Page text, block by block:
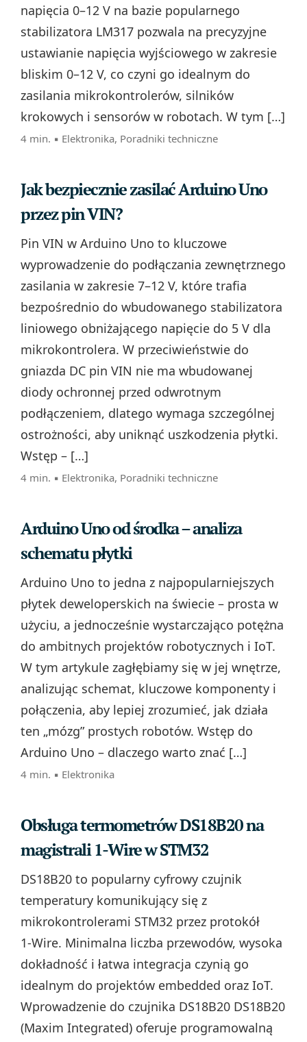
napięcia 0–12 V na bazie popularnego
stabilizatora LM317 pozwala na precyzyjne
ustawianie napięcia wyjściowego w zakresie
bliskim 0–12 V, co czyni go idealnym do
zasilania mikrokontrolerów, silników
krokowych i sensorów w robotach. W tym […]
4 min. ▪ Elektronika, Poradniki techniczne
Jak bezpiecznie zasilać Arduino Uno
przez pin VIN?
Pin VIN w Arduino Uno to kluczowe
wyprowadzenie do podłączania zewnętrznego
zasilania w zakresie 7–12 V, które trafia
bezpośrednio do wbudowanego stabilizatora
liniowego obniżającego napięcie do 5 V dla
mikrokontrolera. W przeciwieństwie do
gniazda DC pin VIN nie ma wbudowanej
diody ochronnej przed odwrotnym
podłączeniem, dlatego wymaga szczególnej
ostrożności, aby uniknąć uszkodzenia płytki.
Wstęp – […]
4 min. ▪ Elektronika, Poradniki techniczne
Arduino Uno od środka – analiza
schematu płytki
Arduino Uno to jedna z najpopularniejszych
płytek deweloperskich na świecie – prosta w
użyciu, a jednocześnie wystarczająco potężna
do ambitnych projektów robotycznych i IoT.
W tym artykule zagłębiamy się w jej wnętrze,
analizując schemat, kluczowe komponenty i
połączenia, aby lepiej zrozumieć, jak działa
ten „mózg” prostych robotów. Wstęp do
Arduino Uno – dlaczego warto znać […]
4 min. ▪ Elektronika
Obsługa termometrów DS18B20 na
magistrali 1-Wire w STM32
DS18B20 to popularny cyfrowy czujnik
temperatury komunikujący się z
mikrokontrolerami STM32 przez protokół
1‑Wire. Minimalna liczba przewodów, wysoka
dokładność i łatwa integracja czynią go
idealnym do projektów embedded oraz IoT.
Wprowadzenie do czujnika DS18B20 DS18B20
(Maxim Integrated) oferuje programowalną